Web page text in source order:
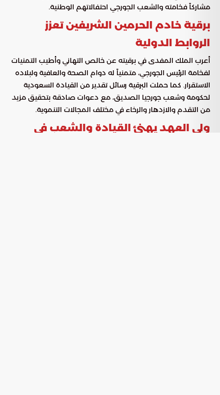
مشاركاً فخامته والشعب الجورجي احتفالاتهم الوطنية.
برقية خادم الحرمين الشريفين تعزز
الروابط الدولية
أعرب الملك المفدى في برقيته عن خالص التهاني وأطيب التمنيات
لفخامة الرئيس الجورجي، متمنياً له دوام الصحة والعافية ولبلاده
الاستقرار. كما حملت البرقية رسائل تقدير من القيادة السعودية
لحكومة وشعب جورجيا الصديق، مع دعوات صادقة بتحقيق مزيد
من التقدم والازدهار والرخاء في مختلف المجالات التنموية.
ولي العهد يهنئ القيادة والشعب في